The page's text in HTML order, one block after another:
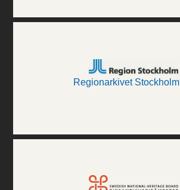
Regionarkivet Stockholm